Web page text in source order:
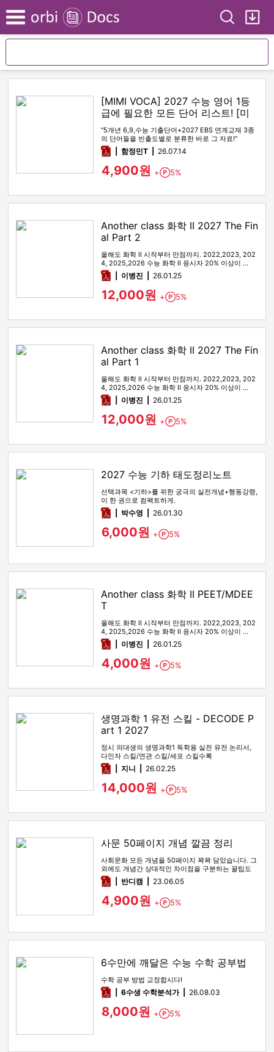
Menu Search
[MIMI VOCA] 2027 수능 영어 1등
급에 필요한 모든 단어 리스트! [미
미보카]
"5개년 6,9,수능 기출단어+2027 EBS 연계교재 3종
의 단어들을 빈출도별로 분류한 바로 그 자료!"
pdf함정민T 26.07.14
4,900원 + Point
5%
Another class 화학 II 2027 The Fin
al Part 2
올해도 화학 II 시작부터 만점까지. 2022,2023, 202
4, 2025,2026 수능 화학 II 응시자 20% 이상이 …
pdf이병진 26.01.25
12,000원 + Point
5%
Another class 화학 II 2027 The Fin
al Part 1
올해도 화학 II 시작부터 만점까지. 2022,2023, 202
4, 2025,2026 수능 화학 II 응시자 20% 이상이 …
pdf이병진 26.01.25
12,000원 + Point
5%
2027 수능 기하 태도정리노트
선택과목 <기하>를 위한 궁극의 실전개념+행동강령,
이 한 권으로 컴팩트하게.
pdf박수영 26.01.30
6,000원 + Point
5%
Another class 화학 II PEET/MDEE
T
올해도 화학 II 시작부터 만점까지. 2022,2023, 202
4, 2025,2026 수능 화학 II 응시자 20% 이상이 …
pdf이병진 26.01.25
4,000원 + Point
5%
생명과학 1 유전 스킬 - DECODE P
art 1 2027
정시 의대생의 생명과학1 독학용 실전 유전 논리서,
다인자 스킬/연관 스킬/세포 스킬수록
pdf지니 26.02.25
14,000원 + Point
5%
사문 50페이지 개념 깔끔 정리
사회문화 모든 개념을 50페이지 꽉꽉 담았습니다. 그
외에도 개념간 상대적인 차이점을 구분하는 꿀팁도
함께 있습니다
pdf반디캠 23.06.05
4,900원 + Point
5%
6수만에 깨달은 수능 수학 공부법
수학 공부 방법 교정합시다!
pdf6수생 수학분석가 26.08.03
8,000원 + Point
5%